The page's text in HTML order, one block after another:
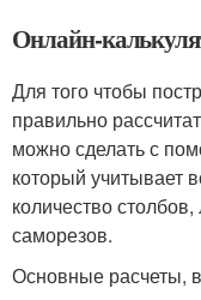
Онлайн-
Для того чтобы
правильно
можно сделать с
который учитывает
количество
саморезов.
Основные расчеты,